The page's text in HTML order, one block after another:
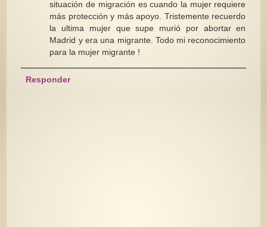
situación de migración es cuando la mujer requiere
más protección y más apoyo. Tristemente recuerdo
la ultima mujer que supe murió por abortar en
Madrid y era una migrante. Todo mi reconocimiento
para la mujer migrante !
Responder